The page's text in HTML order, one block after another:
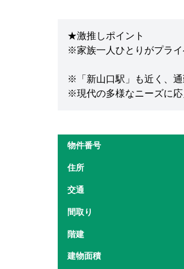
★激推しポイント
※家族一人ひとりがプライ
※「新山口駅」も近く、通
※現代の多様なニーズに応
物件番号
住所
交通
間取り
階建
建物面積